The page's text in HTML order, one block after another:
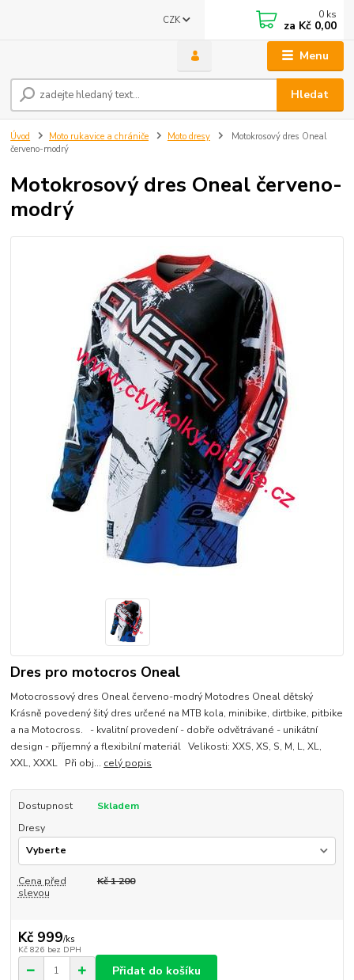
Menu
CZK
Hledat
0 ks
za Kč 0,00
Úvod Moto rukavice a chrániče Moto dresy
Motokrosový dres Oneal
červeno-modrý
Motokrosový dres Oneal červeno-
modrý
Dres pro motocros Oneal
Motocrossový dres Oneal červeno-modrý Motodres Oneal dětský
Krásně povedený šitý dres určené na MTB kola, minibike, dirtbike, pitbike
a na Motocross. - kvalitní provedení - dobře odvětrávané - unikátní
design - příjemný a flexibilní materiál Velikosti: XXS, XS, S, M, L, XL,
XXL, XXXL Při obj... celý popis
Dostupnost
Skladem
Dresy
Cena před
slevou
Kč 1 200
Kč 999/ks
Kč 826 bez DPH
Přidat do košíku